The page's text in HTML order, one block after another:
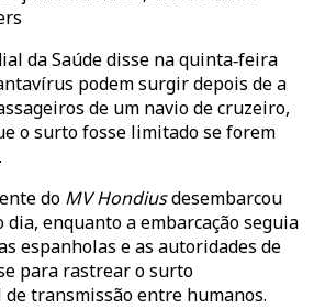
da Saúde disse na quinta‑feira
podem surgir depois de a
de um navio de cruzeiro,
o surto fosse limitado se forem
do MV Hondiusdesembarcou
dia, enquanto a embarcação seguia
espanholas e as autoridades de
para rastrear o surto
transmissão entre humanos.